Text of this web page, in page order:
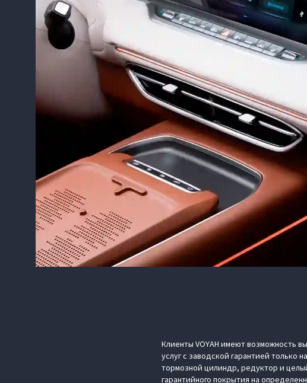
Клиенты VOYAH имеют возможность
услуг с заводской гарантией только
тормозной цилиндр, редуктор и
гарантийного покрытия на